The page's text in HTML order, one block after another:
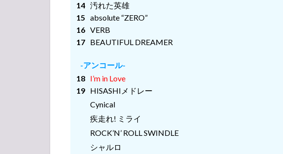
SPECIAL
LIVE
We♡Happy
Swing Vol.4
“DREAMY”
in VENEZIA
1.5
HIGHCOMMUNICATIONS
TOUR 2026 in Zepp
DiverCity “Zead Or Zlive”
1.6
HIGHCOMMUNICATIONS
-アンコール-
Cynical
疾走れ! ミライ
ROCK’N’ ROLL SWINDLE
シャルロ
微熱Ⓐgirlサマー
汚れた英雄
absolute “ZERO”
VERB
BEAUTIFUL DREAMER
-アンコール-
I’m in Love
HISASHIメドレー
Cynical
疾走れ! ミライ
ROCK’N’ ROLL SWINDLE
シャルロ